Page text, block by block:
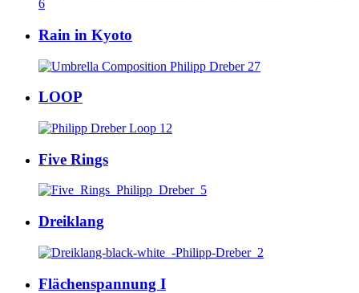
Rain in Kyoto
LOOP
Five Rings
Dreiklang
Flächenspannung I